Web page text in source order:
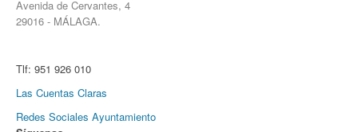
Avenida de Cervantes, 4
29016 - MÁLAGA.
Tlf: 951 926 010
Las Cuentas Claras
Redes Sociales Ayuntamiento